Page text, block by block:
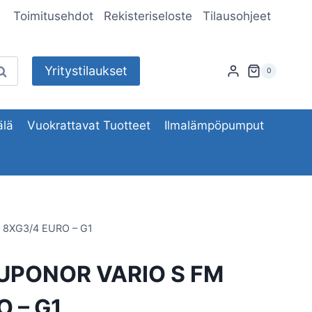
Toimitusehdot Rekisteriseloste Tilausohjeet
Yritystilaukset 0
Vuokrattavat Tuotteet Ilmalämpöpumput
4 EURO – G1
VARIO S FM